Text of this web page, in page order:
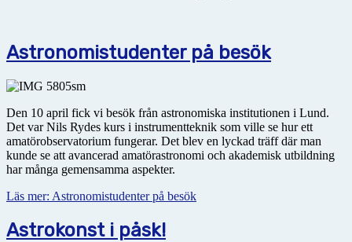
Astronomistudenter på besök
Den 10 april fick vi besök från astronomiska institutionen i Lund.
Det var Nils Rydes kurs i instrumentteknik som ville se hur ett
amatörobservatorium fungerar. Det blev en lyckad träff där man
kunde se att avancerad amatörastronomi och akademisk utbildning
har många gemensamma aspekter.
Läs mer: Astronomistudenter på besök
Astrokonst i påsk!